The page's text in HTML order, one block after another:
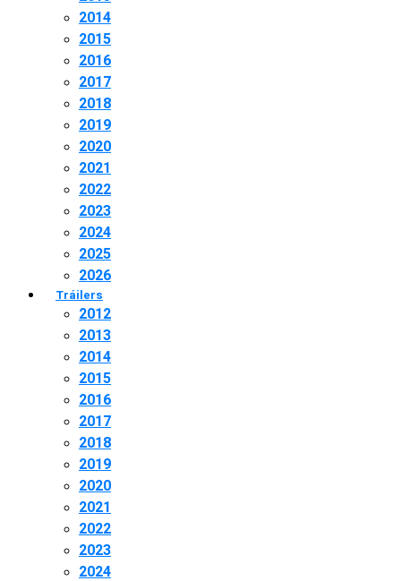
2014
2015
2016
2017
2018
2019
2020
2021
2022
2023
2024
2025
2026
Tráilers
2012
2013
2014
2015
2016
2017
2018
2019
2020
2021
2022
2023
2024